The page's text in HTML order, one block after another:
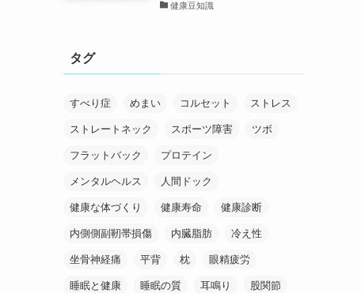
健康豆知識
タグ
すべり症 めまい コルセット ストレス
ストレートネック スポーツ障害 ツボ
フラットバック プロテイン
メンタルヘルス 人間ドック
健康な体づくり 健康寿命 健康診断
内側側副靭帯損傷 内臓脂肪 冷え性
坐骨神経痛 平背 枕 眼精疲労
睡眠と健康 睡眠の質 耳鳴り 股関節